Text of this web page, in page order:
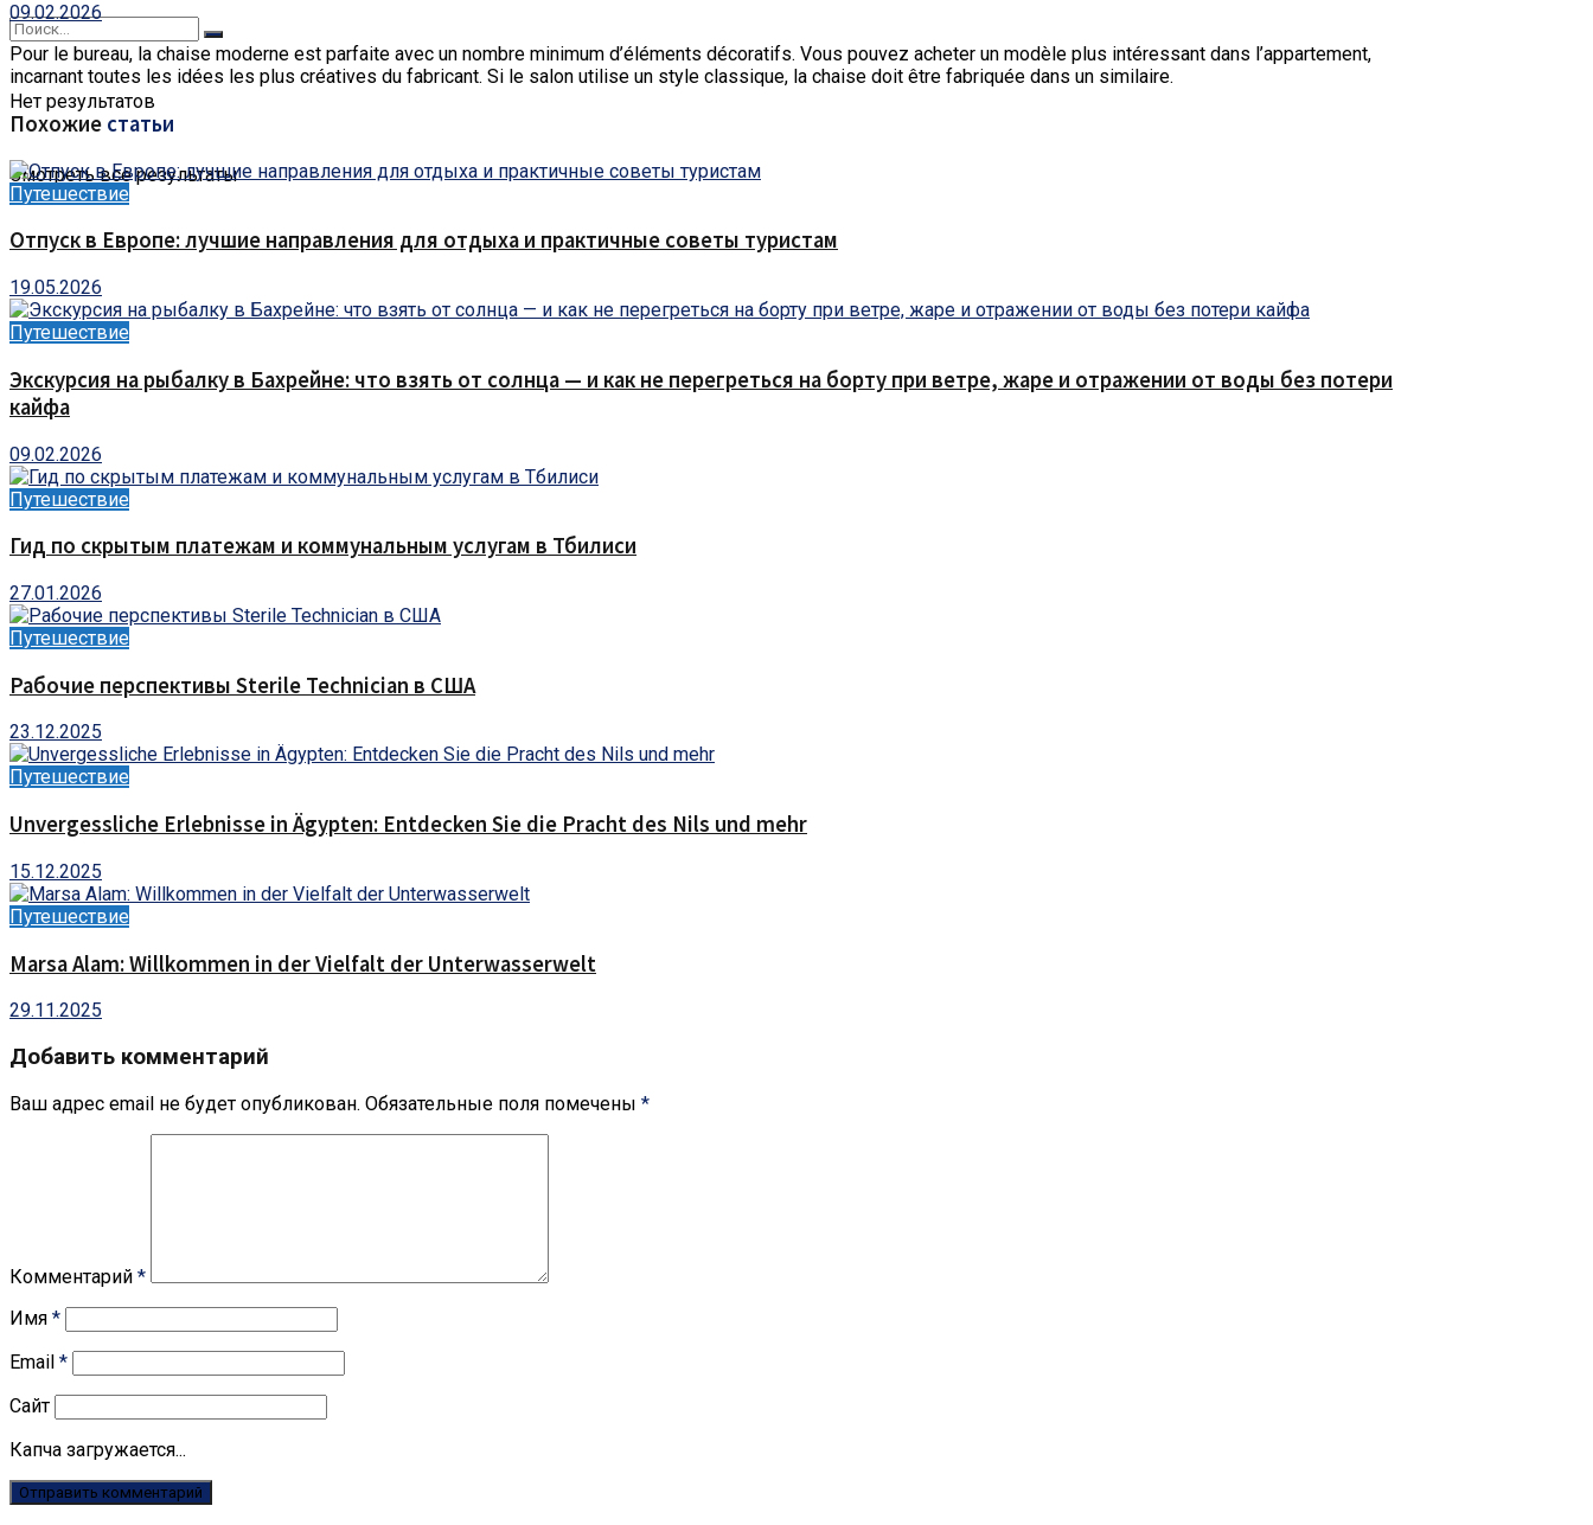
Нет результатов
Смотреть все результаты
09.02.2026
Pour le bureau, la chaise moderne est parfaite avec un nombre minimum d’éléments décoratifs. Vous pouvez acheter un modèle plus intéressant dans l’appartement,
incarnant toutes les idées les plus créatives du fabricant. Si le salon utilise un style classique, la chaise doit être fabriquée dans un similaire.
Похожие статьи
Путешествие
Отпуск в Европе: лучшие направления для отдыха и практичные советы туристам
19.05.2026
Путешествие
Экскурсия на рыбалку в Бахрейне: что взять от солнца — и как не перегреться на борту при ветре, жаре и отражении от воды без потери
кайфа
09.02.2026
Путешествие
Гид по скрытым платежам и коммунальным услугам в Тбилиси
27.01.2026
Путешествие
Рабочие перспективы Sterile Technician в США
23.12.2025
Путешествие
Unvergessliche Erlebnisse in Ägypten: Entdecken Sie die Pracht des Nils und mehr
15.12.2025
Путешествие
Marsa Alam: Willkommen in der Vielfalt der Unterwasserwelt
29.11.2025
Добавить комментарий
Ваш адрес email не будет опубликован. Обязательные поля помечены *
Комментарий *
Имя *
Email *
Сайт
Капча загружается...